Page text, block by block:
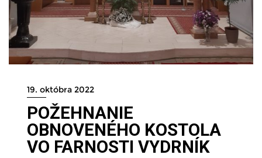
19. októbra 2022
POŽEHNANIE
OBNOVENÉHO KOSTOLA
VO FARNOSTI VYDRNÍK